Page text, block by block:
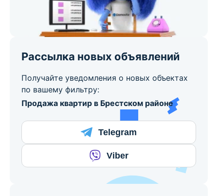
Рассылка новых объявлений
Получайте уведомления о новых объектах
по вашему фильтру:
Продажа квартир в Брестском районе
Telegram
Viber